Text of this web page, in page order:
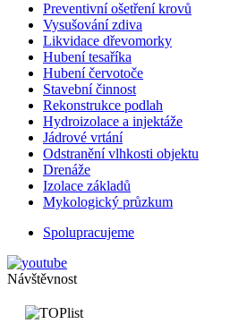
Preventivní ošetření krovů
Vysušování zdiva
Likvidace dřevomorky
Hubení tesaříka
Hubení červotoče
Stavební činnost
Rekonstrukce podlah
Hydroizolace a injektáže
Jádrové vrtání
Odstranění vlhkosti objektu
Drenáže
Izolace základů
Mykologický průzkum
Spolupracujeme
Návštěvnost